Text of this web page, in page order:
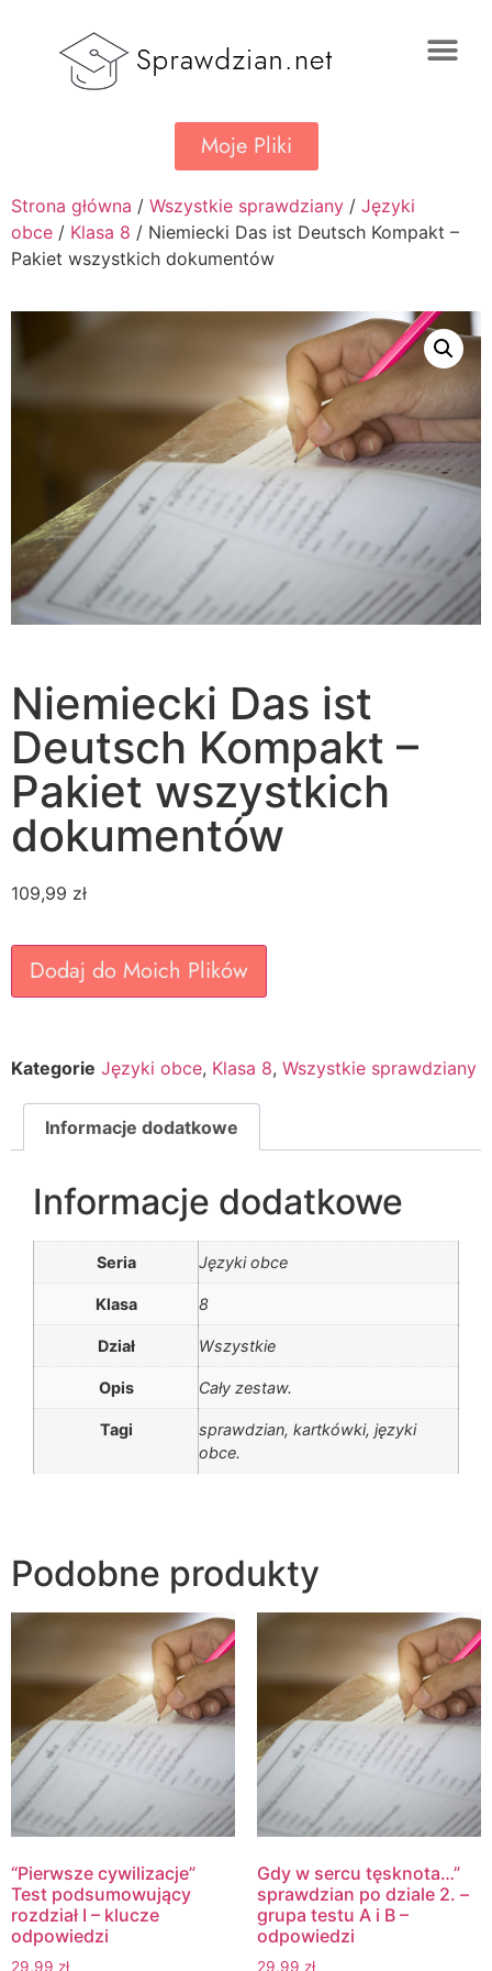
Moje Pliki
Strona główna / Wszystkie sprawdziany / Języki
obce / Klasa 8 / Niemiecki Das ist Deutsch Kompakt –
Pakiet wszystkich dokumentów
Niemiecki Das ist
Deutsch Kompakt –
Pakiet wszystkich
dokumentów
109,99 zł
Dodaj do Moich Plików
Kategorie Języki obce, Klasa 8, Wszystkie sprawdziany
Informacje dodatkowe
Informacje dodatkowe
Seria Języki obce
Klasa 8
Dział Wszystkie
Opis Cały zestaw.
Tagi
sprawdzian, kartkówki, języki
obce.
Podobne produkty
“Pierwsze cywilizacje”
Test podsumowujący
rozdział I – klucze
odpowiedzi
29,99 zł
Gdy w sercu tęsknota…”
sprawdzian po dziale 2. –
grupa testu A i B –
odpowiedzi
29,99 zł